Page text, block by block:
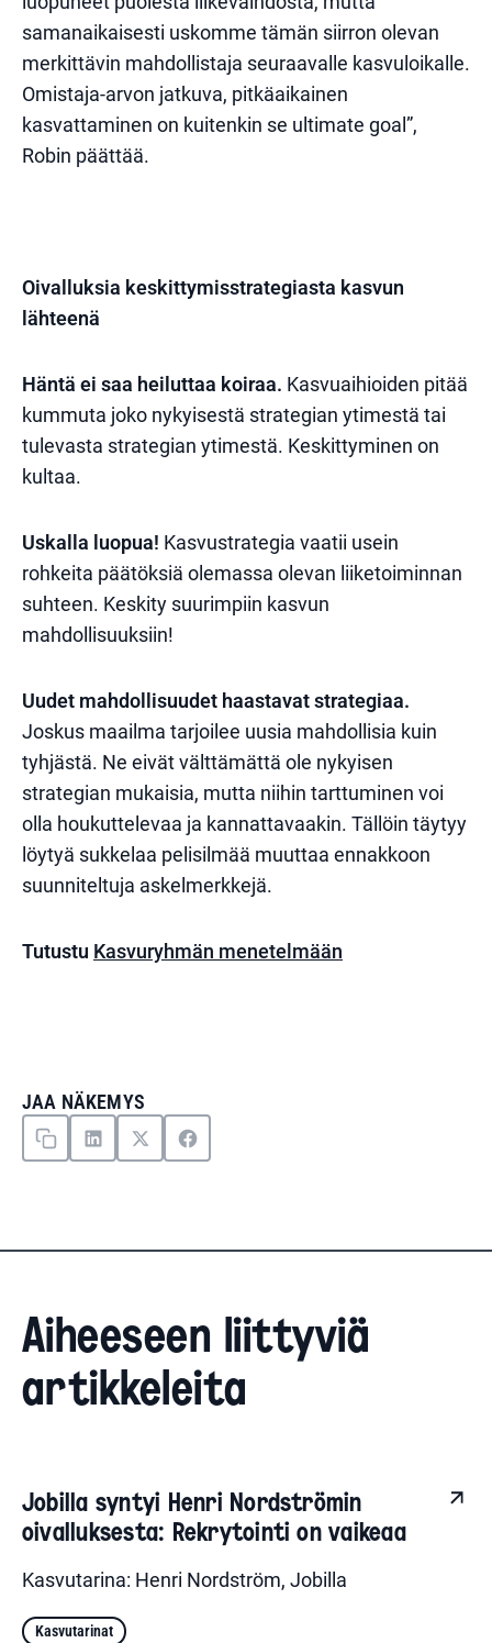
samanaikaisesti uskomme tämän siirron olevan
merkittävin mahdollistaja seuraavalle kasvuloikalle.
Omistaja-arvon jatkuva, pitkäaikainen
kasvattaminen on kuitenkin se ultimate goal”,
Robin päättää.
Oivalluksia keskittymisstrategiasta kasvun
lähteenä
Häntä ei saa heiluttaa koiraa. Kasvuaihioiden pitää
kummuta joko nykyisestä strategian ytimestä tai
tulevasta strategian ytimestä. Keskittyminen on
kultaa.
Uskalla luopua! Kasvustrategia vaatii usein
rohkeita päätöksiä olemassa olevan liiketoiminnan
suhteen. Keskity suurimpiin kasvun
mahdollisuuksiin!
Uudet mahdollisuudet haastavat strategiaa.
Joskus maailma tarjoilee uusia mahdollisia kuin
tyhjästä. Ne eivät välttämättä ole nykyisen
strategian mukaisia, mutta niihin tarttuminen voi
olla houkuttelevaa ja kannattavaakin. Tällöin täytyy
löytyä sukkelaa pelisilmää muuttaa ennakkoon
suunniteltuja askelmerkkejä.
Tutustu Kasvuryhmän menetelmään
JAA NÄKEMYS
Aiheeseen liittyviä
artikkeleita
Jobilla syntyi Henri Nordströmin
oivalluksesta: Rekrytointi on vaikeaa
Kasvutarina: Henri Nordström, Jobilla
Kasvutarinat